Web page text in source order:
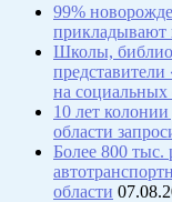
99%
прикладывают
Школы,
на социальных
10 лет
области
Более 800 тыс.
области